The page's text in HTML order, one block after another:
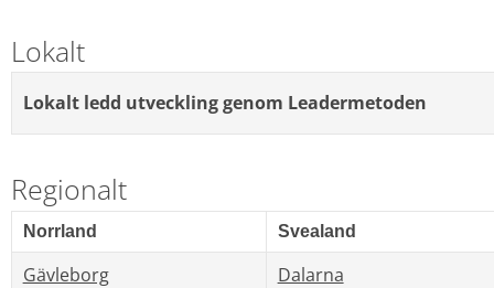
Lokalt
Lokalt ledd utveckling genom Leadermetoden
Regionalt
Norrland Svealand
Gävleborg
Dalarna